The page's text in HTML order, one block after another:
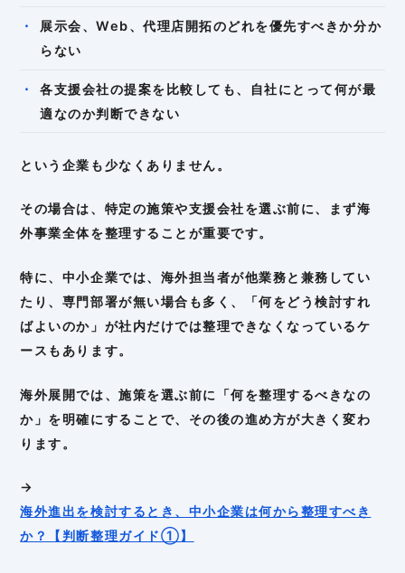
展示会、Web、代理店開拓のどれを優先すべきか分か
らない
各支援会社の提案を比較しても、自社にとって何が最
適なのか判断できない
という企業も少なくありません。
その場合は、特定の施策や支援会社を選ぶ前に、まず海
外事業全体を整理することが重要です。
特に、中小企業では、海外担当者が他業務と兼務してい
たり、専門部署が無い場合も多く、「何をどう検討すれ
ばよいのか」が社内だけでは整理できなくなっているケ
ースもあります。
海外展開では、施策を選ぶ前に「何を整理するべきなの
か」を明確にすることで、その後の進め方が大きく変わ
ります。
→
海外進出を検討するとき、中小企業は何から整理すべき
か？【判断整理ガイド①】